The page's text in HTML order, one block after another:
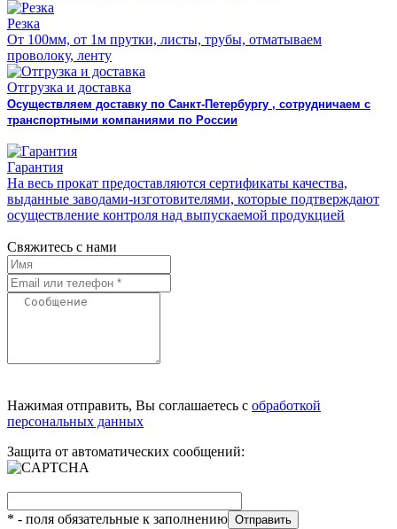
Резка
От 100мм, от 1м прутки, листы, трубы, отматываем
проволоку, ленту
Отгрузка и доставка
Осуществляем доставку по Санкт-Петербургу , сотрудничаем с
транспортными компаниями по России
Гарантия
На весь прокат предоставляются сертификаты качества,
выданные заводами-изготовителями, которые подтверждают
осуществление контроля над выпускаемой продукцией
Свяжитесь с нами
Нажимая отправить, Вы соглашаетесь с обработкой
персональных данных
Защита от автоматических сообщений:
* - поля обязательные к заполнению